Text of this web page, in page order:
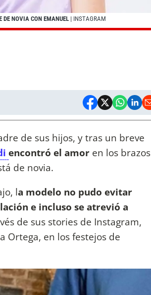
DE NOVIA CON EMANUEL | INSTAGRAM
de sus hijos, y tras un breve
encontró el amor en los brazos
de novia.
la modelo no pudo evitar
e incluso se atrevió a
de sus stories de Instagram,
Ortega, en los festejos de